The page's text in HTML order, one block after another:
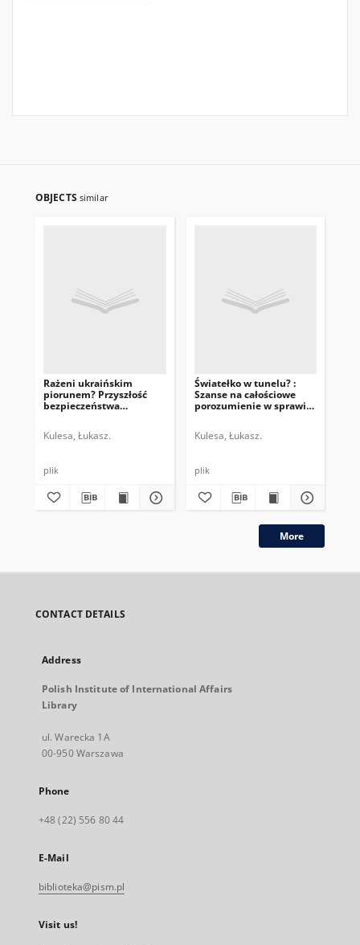
OBJECTS similar
Rażeni ukraińskim
piorunem? Przyszłość
bezpieczeństwa
broni jądrowej
Kulesa, Łukasz.
plik
Światełko w tunelu? :
Szanse na całościowe
porozumienie w sprawie
Kulesa, Łukasz.
plik
More
CONTACT DETAILS
Address
Polish Institute of International Affairs
Library
ul. Warecka 1A
00-950 Warszawa
Phone
+48 (22) 556 80 44
E-Mail
biblioteka@pism.pl
Visit us!